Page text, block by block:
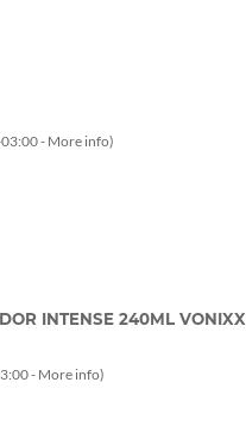
-More info)
INTENSE 240ML VONIXX
-More info)